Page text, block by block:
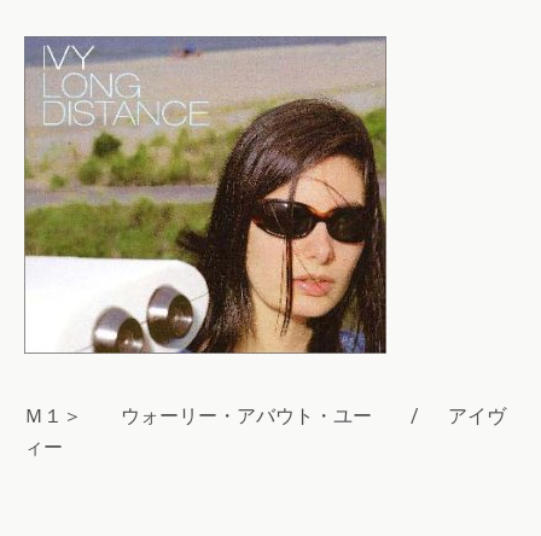
Ｍ１＞ ウォーリー・アバウト・ユー / アイヴ
ィー